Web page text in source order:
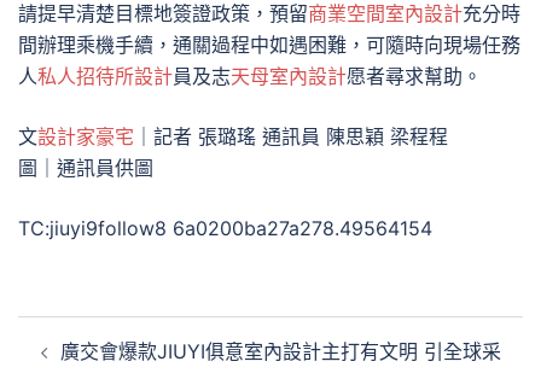
請提早清楚目標地簽證政策，預留商業空間室內設計充分時
間辦理乘機手續，通關過程中如遇困難，可隨時向現場任務
人私人招待所設計員及志天母室內設計愿者尋求幫助。
文設計家豪宅 ｜記者 張璐瑤 通訊員 陳思穎 梁程程
圖｜通訊員供圖
TC:jiuyi9follow8 6a0200ba27a278.49564154
章
廣交會爆款JIUYI俱意室內設計主打有文明 引全球采